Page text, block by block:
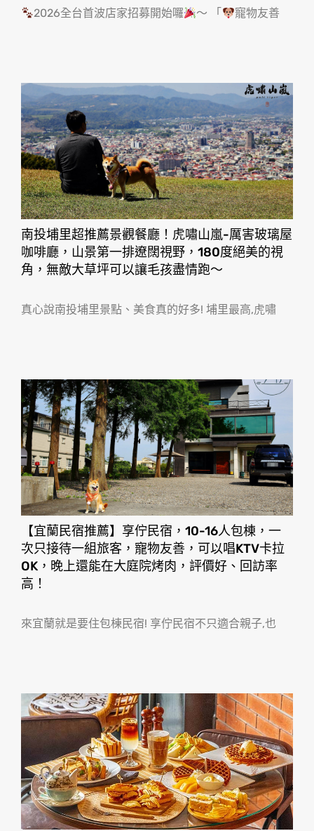
2026全台首波店家招募開始囉 ～ 「 寵物友善
南投埔里超推薦景觀餐廳！虎嘯山嵐-厲害玻璃屋
咖啡廳，山景第一排遼闊視野，180度絕美的視
角，無敵大草坪可以讓毛孩盡情跑〜
真心說南投埔里景點、美食真的好多! 埔里最高,虎嘯
【宜蘭民宿推薦】享佇民宿，10-16人包棟，一
次只接待一組旅客，寵物友善，可以唱KTV卡拉
OK，晚上還能在大庭院烤肉，評價好、回訪率
高！
來宜蘭就是要住包棟民宿! 享佇民宿不只適合親子,也